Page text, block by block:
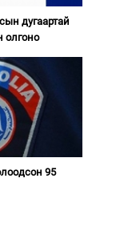
дугаартай
олгоно
95